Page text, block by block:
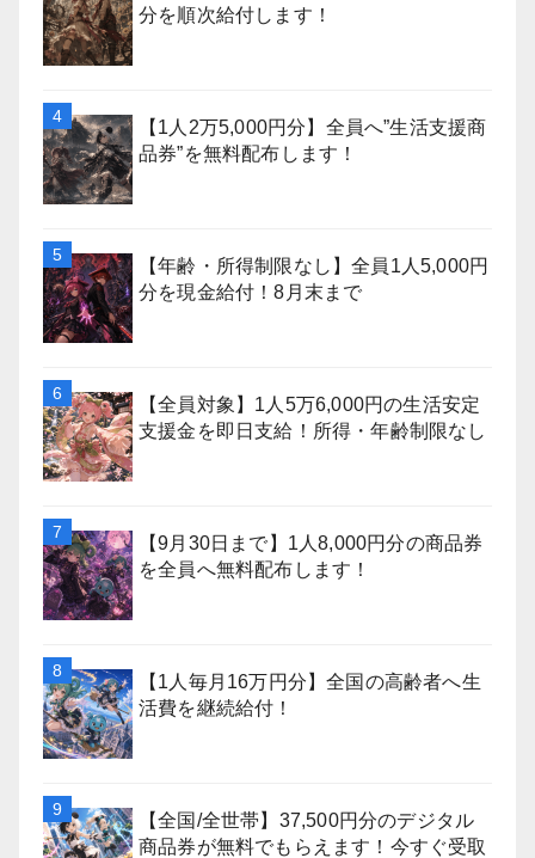
分を順次給付します！
【1人2万5,000円分】全員へ”生活支援商
品券”を無料配布します！
【年齢・所得制限なし】全員1人5,000円
分を現金給付！8月末まで
【全員対象】1人5万6,000円の生活安定
支援金を即日支給！所得・年齢制限なし
【9月30日まで】1人8,000円分の商品券
を全員へ無料配布します！
【1人毎月16万円分】全国の高齢者へ生
活費を継続給付！
【全国/全世帯】37,500円分のデジタル
商品券が無料でもらえます！今すぐ受取